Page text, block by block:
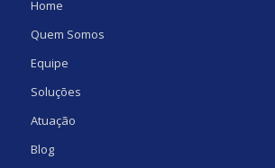
Home
Quem Somos
Equipe
Soluções
Atuação
Blog